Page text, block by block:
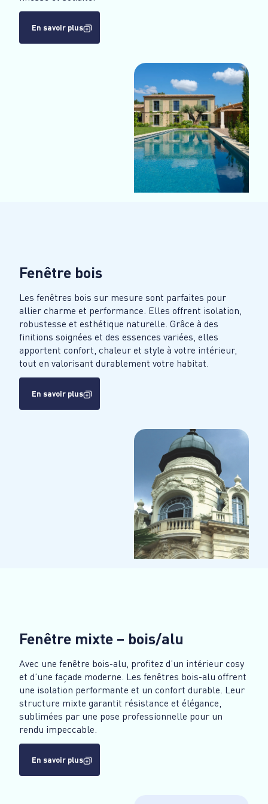
En savoir plus
Fenêtre bois
Les fenêtres bois sur mesure sont parfaites pour
allier charme et performance. Elles offrent isolation,
robustesse et esthétique naturelle. Grâce à des
finitions soignées et des essences variées, elles
apportent confort, chaleur et style à votre intérieur,
tout en valorisant durablement votre habitat.
En savoir plus
Fenêtre mixte – bois/alu
Avec une fenêtre bois-alu, profitez d’un intérieur cosy
et d’une façade moderne. Les fenêtres bois-alu offrent
une isolation performante et un confort durable. Leur
structure mixte garantit résistance et élégance,
sublimées par une pose professionnelle pour un
rendu impeccable.
En savoir plus